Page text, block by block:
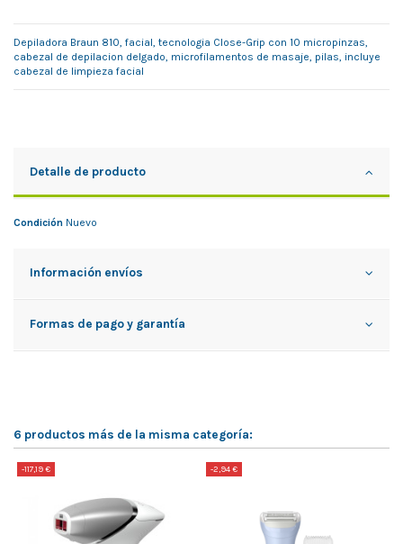
Depiladora Braun 810, facial, tecnologia Close-Grip con 10 micropinzas,
cabezal de depilacion delgado, microfilamentos de masaje, pilas, incluye
cabezal de limpieza facial
Detalle de producto
Condición Nuevo
Información envíos
Formas de pago y garantía
6 productos más de la misma categoría:
-117,19 € -2,94 €